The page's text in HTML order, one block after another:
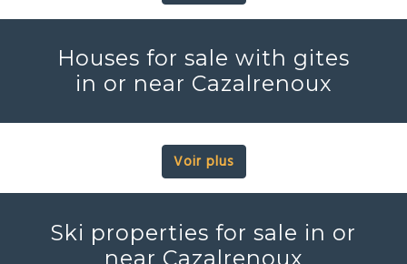
Houses for sale with gites
in or near Cazalrenoux
Voir plus
Ski properties for sale in or
near Cazalrenoux